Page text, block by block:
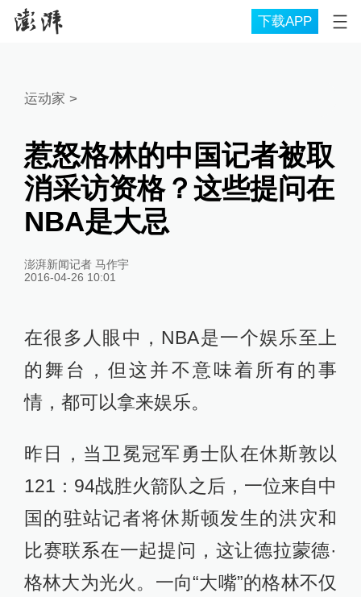
下载APP
运动家 >
惹怒格林的中国记者被取
消采访资格？这些提问在
NBA是大忌
澎湃新闻记者 马作宇
2016-04-26 10:01
在很多人眼中，NBA是一个娱乐至上
的舞台，但这并不意味着所有的事
情，都可以拿来娱乐。
昨日，当卫冕冠军勇士队在休斯敦以
121：94战胜火箭队之后，一位来自中
国的驻站记者将休斯顿发生的洪灾和
比赛联系在一起提问，这让德拉蒙德·
格林大为光火。一向“大嘴”的格林不仅